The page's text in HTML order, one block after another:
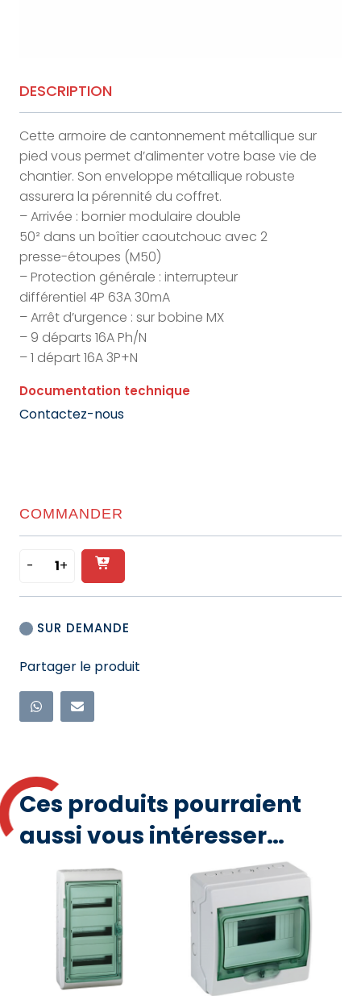
DESCRIPTION
Cette armoire de cantonnement métallique sur
pied vous permet d’alimenter votre base vie de
chantier. Son enveloppe métallique robuste
assurera la pérennité du coffret.
– Arrivée : bornier modulaire double
50² dans un boîtier caoutchouc avec 2
presse-étoupes (M50)
– Protection générale : interrupteur
différentiel 4P 63A 30mA
– Arrêt d’urgence : sur bobine MX
– 9 départs 16A Ph/N
– 1 départ 16A 3P+N
Documentation technique
Contactez-nous
COMMANDER
- quantité
de
DE
MÉTALLIQUE
-
63A
+
Ajouter
au
panier
SUR DEMANDE
Partager le produit
Ces produits pourraient
aussi vous intéresser…